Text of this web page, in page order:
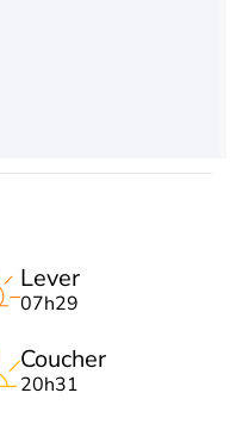
Lever
07h29
Coucher
20h31